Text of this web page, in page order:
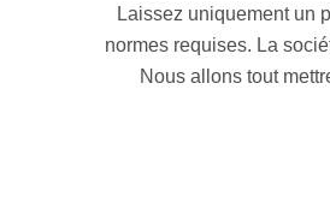
toit terrasse à Abzac si vous
33 peut se mettre à votre
imperméable, vous
la technique d’étanchéité toit